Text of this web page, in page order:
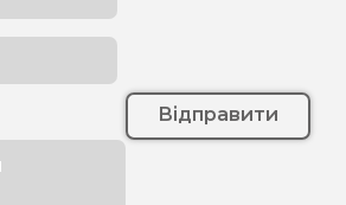
Відправити